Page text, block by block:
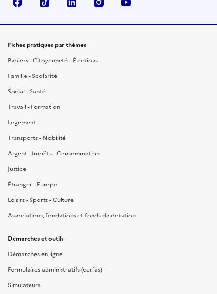
Fiches pratiques par thèmes
Papiers - Citoyenneté - Élections
Famille - Scolarité
Social - Santé
Travail - Formation
Logement
Transports - Mobilité
Argent - Impôts - Consommation
Justice
Étranger - Europe
Loisirs - Sports - Culture
Associations, fondations et fonds de dotation
Démarches et outils
Démarches en ligne
Formulaires administratifs (cerfas)
Simulateurs